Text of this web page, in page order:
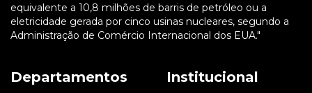
equivalente a 10,8 milhões de barris de petróleo ou a
eletricidade gerada por cinco usinas nucleares, segundo a
Administração de Comércio Internacional dos EUA."
Departamentos Institucional